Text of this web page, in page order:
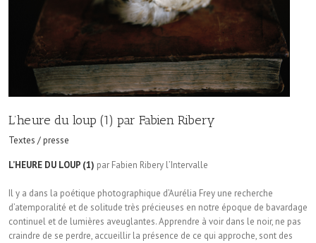
L’heure du loup (1) par Fabien Ribery
Textes / presse
L’HEURE DU LOUP (1) par Fabien Ribery l’Intervalle
Il y a dans la poétique photographique d’Aurélia Frey une recherche
d’atemporalité et de solitude très précieuses en notre époque de bavardage
continuel et de lumières aveuglantes. Apprendre à voir dans le noir, ne pas
craindre de se perdre, accueillir la présence de ce qui approche, sont des